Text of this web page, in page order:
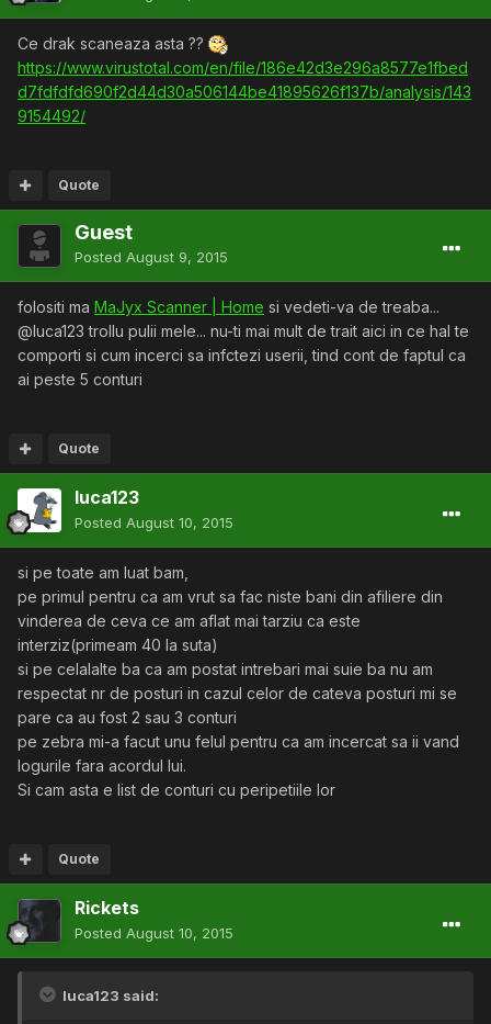
Ce drak scaneaza asta ??
https://www.virustotal.com/en/file/186e42d3e296a8577e1fbed
d7fdfdfd690f2d44d30a506144be41895626f137b/analysis/143
9154492/
Quote
Guest
Posted August 9, 2015
folositi ma MaJyx Scanner | Home si vedeti-va de treaba...
@luca123 trollu pulii mele... nu-ti mai mult de trait aici in ce hal te
comporti si cum incerci sa infctezi userii, tind cont de faptul ca
ai peste 5 conturi
Quote
luca123
Posted August 10, 2015
si pe toate am luat bam,
pe primul pentru ca am vrut sa fac niste bani din afiliere din
vinderea de ceva ce am aflat mai tarziu ca este
interziz(primeam 40 la suta)
si pe celalalte ba ca am postat intrebari mai suie ba nu am
respectat nr de posturi in cazul celor de cateva posturi mi se
pare ca au fost 2 sau 3 conturi
pe zebra mi-a facut unu felul pentru ca am incercat sa ii vand
logurile fara acordul lui.
Si cam asta e list de conturi cu peripetiile lor
Quote
Rickets
Posted August 10, 2015
luca123 said: